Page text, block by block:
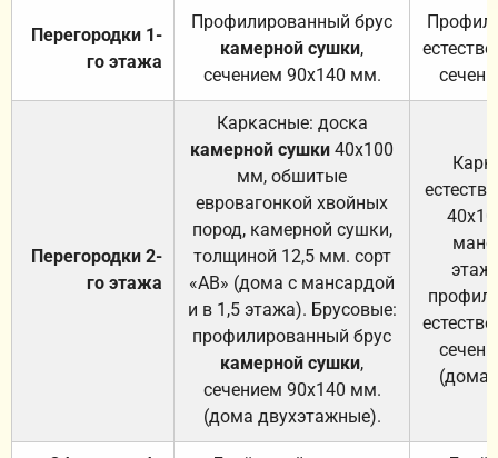
Перегородки 1-
го этажа
Профилированный брус
камерной сушки,
сечением 90х140 мм.
Перегородки 2-
го этажа
Каркасные: доска
камерной сушки 40х100
мм, обшитые
евровагонкой хвойных
пород, камерной сушки,
толщиной 12,5 мм. сорт
«АВ» (дома с мансардой
и в 1,5 этажа). Брусовые:
профилированный брус
камерной сушки,
сечением 90х140 мм.
(дома двухэтажные).
(дома